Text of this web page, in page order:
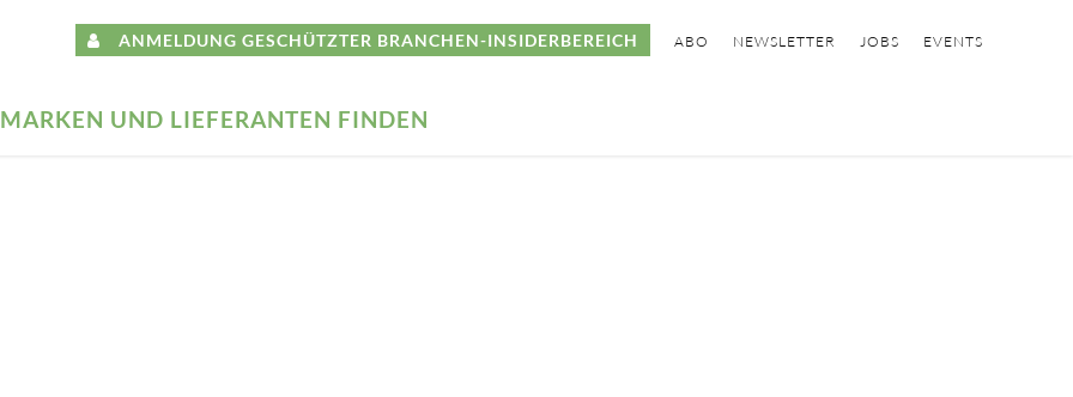
ANMELDUNG GESCHÜTZTER BRANCHEN-INSIDERBEREICH ABO NEWSLETTER JOBS EVENTS
MARKEN UND LIEFERANTEN FINDEN